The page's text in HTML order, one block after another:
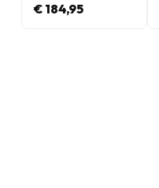
€ 184,95